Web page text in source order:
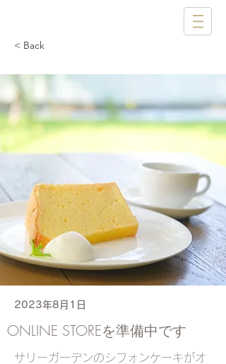
< Back
2023年8月1日
ONLINE STOREを準備中です
サリーガーデンのシフォンケーキがオ